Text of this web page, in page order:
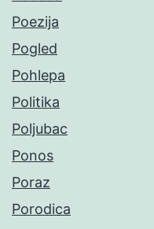
Poezija
Pogled
Pohlepa
Politika
Poljubac
Ponos
Poraz
Porodica